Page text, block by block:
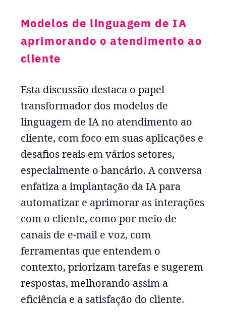
Modelos de linguagem de IA
aprimorando o atendimento ao
cliente
Esta discussão destaca o papel
transformador dos modelos de
linguagem de IA no atendimento ao
cliente, com foco em suas aplicações e
desafios reais em vários setores,
especialmente o bancário. A conversa
enfatiza a implantação da IA para
automatizar e aprimorar as interações
com o cliente, como por meio de
canais de e-mail e voz, com
ferramentas que entendem o
contexto, priorizam tarefas e sugerem
respostas, melhorando assim a
eficiência e a satisfação do cliente.